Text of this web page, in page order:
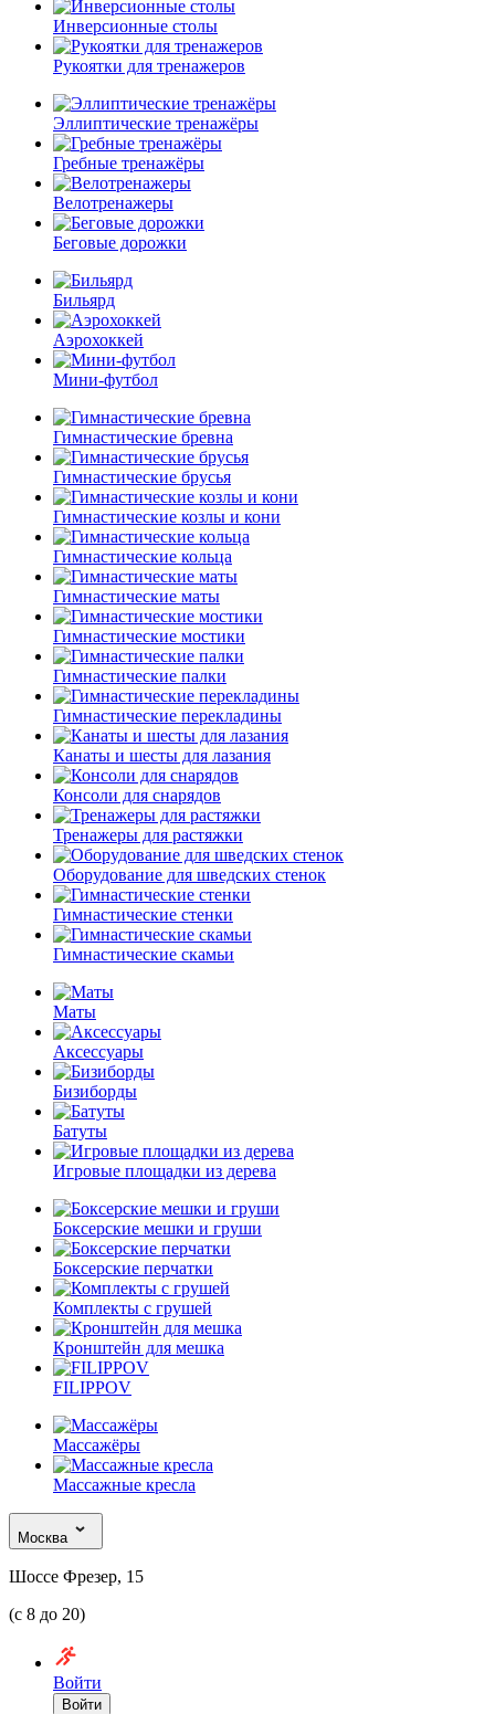
Инверсионные столы
Рукоятки для тренажеров
Эллиптические тренажёры
Гребные тренажёры
Велотренажеры
Беговые дорожки
Бильярд
Аэрохоккей
Мини-футбол
Гимнастические бревна
Гимнастические брусья
Гимнастические козлы и кони
Гимнастические кольца
Гимнастические маты
Гимнастические мостики
Гимнастические палки
Гимнастические перекладины
Канаты и шесты для лазания
Консоли для снарядов
Тренажеры для растяжки
Оборудование для шведских стенок
Гимнастические стенки
Гимнастические скамьи
Маты
Аксессуары
Бизиборды
Батуты
Игровые площадки из дерева
Боксерские мешки и груши
Боксерские перчатки
Комплекты с грушей
Кронштейн для мешка
FILIPPOV
Массажёры
Массажные кресла
Москва
Шоссе Фрезер, 15
(с 8 до 20)
Войти
Войти